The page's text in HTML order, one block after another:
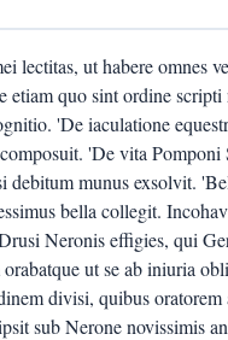
lectitas, ut habere omnes
etiam quo sint ordine
'De iaculatione
'De vita Pomponi
debitum munus exsolvit.
bella collegit.
Neronis effigies, qui
ut se ab iniuria
divisi, quibus oratorem
sub Nerone novissimis